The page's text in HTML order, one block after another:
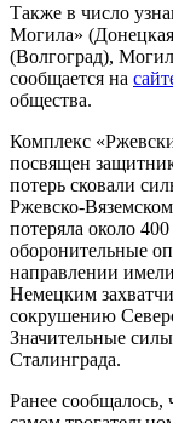
Также в число
Могила»
(Волгоград),
сообщается на
общества.
Комплекс
посвящен
потерь сковали
Ржевско-
потеряла около
оборонительные
направлении
Немецким
сокрушению
Значительные
Сталинграда.
Ранее сообщалось,